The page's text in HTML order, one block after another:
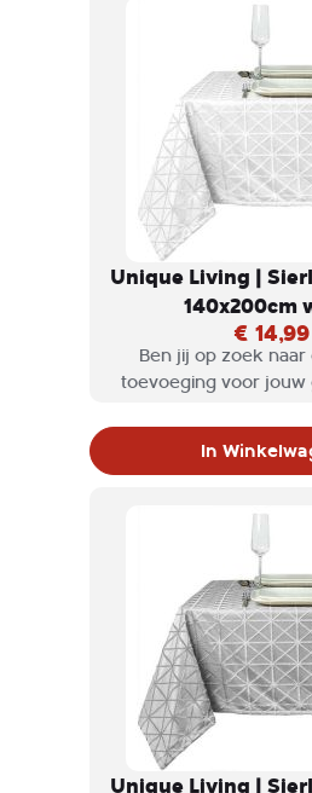
Unique Living |
140x200cm
€ 14,99
Ben jij op zoek
toevoeging voor jouw
lopers perfect
In
Unique Living |